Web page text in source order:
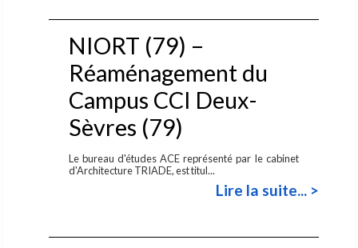
NIORT (79) –
Réaménagement du
Campus CCI Deux-
Sèvres (79)
Le bureau d'études ACE représenté par le cabinet
d'Architecture TRIADE, est titul...
Lire la suite... >